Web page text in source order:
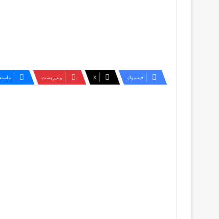
فيسبوك ‫X بينتيريست